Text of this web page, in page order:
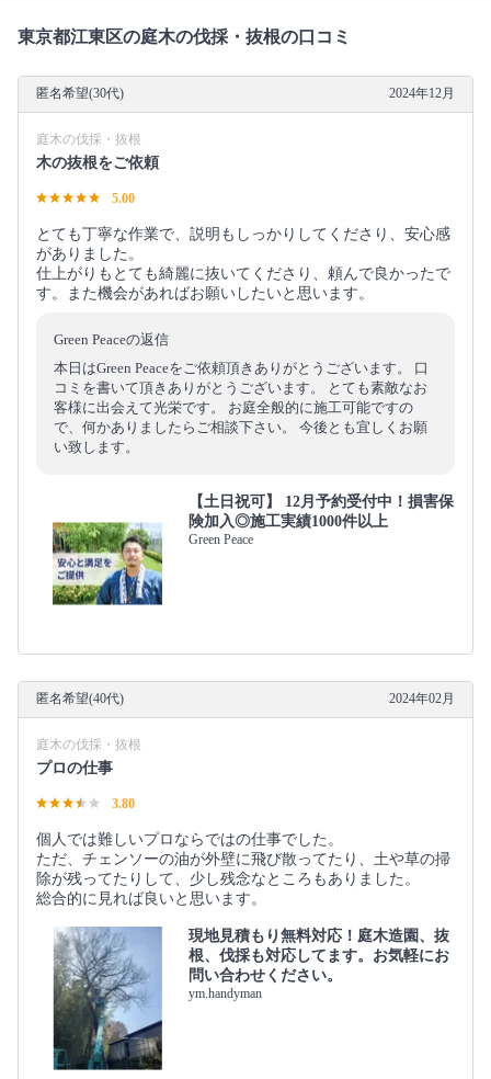
東京都江東区の庭木の伐採・抜根の口コミ
匿名希望(30代) 2024年12月
庭木の伐採・抜根
木の抜根をご依頼
5.00
とても丁寧な作業で、説明もしっかりしてくださり、安心感
がありました。
仕上がりもとても綺麗に抜いてくださり、頼んで良かったで
す。また機会があればお願いしたいと思います。
Green Peaceの返信
本日はGreen Peaceをご依頼頂きありがとうございます。 口
コミを書いて頂きありがとうございます。 とても素敵なお
客様に出会えて光栄です。 お庭全般的に施工可能ですの
で、何かありましたらご相談下さい。 今後とも宜しくお願
い致します。
【土日祝可】 12月予約受付中！損害保
険加入◎施工実績1000件以上
Green Peace
匿名希望(40代) 2024年02月
庭木の伐採・抜根
プロの仕事
3.80
個人では難しいプロならではの仕事でした。
ただ、チェンソーの油が外壁に飛び散ってたり、土や草の掃
除が残ってたりして、少し残念なところもありました。
総合的に見れば良いと思います。
現地見積もり無料対応！庭木造園、抜
根、伐採も対応してます。お気軽にお
問い合わせください。
ym.handyman